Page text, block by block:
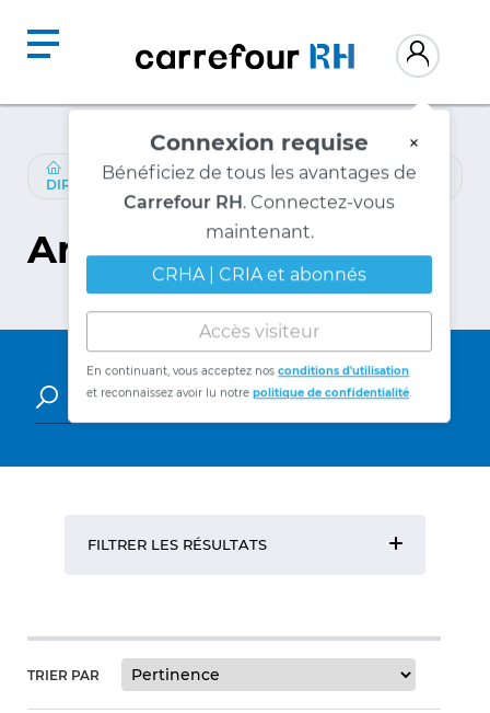
Connexion requise ×
Bénéficiez de tous les avantages de
Carrefour RH. Connectez-vous
maintenant.
CRHA | CRIA et abonnés
Accès visiteur
En continuant, vous acceptez nosconditions d'utilisation
et reconnaissez avoir lu notrepolitique de confidentialité.
RESSOURCES /PARTENAIRES-CONTENU /ECOLES-
DIRIGEANT-HEC-MONTREAL
Articles
FILTRER LES RÉSULTATS
TRIER PAR